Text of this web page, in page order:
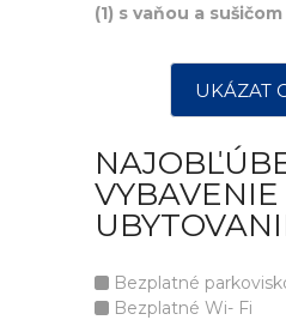
(1) s vaňou a
UKÁZAT
VYBAVENIE
Bezplatné
Bezplatné Wi- Fi